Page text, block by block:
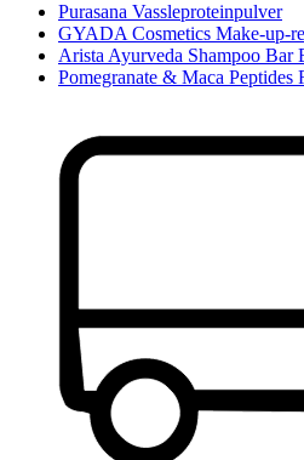
Purasana Vassleproteinpulver
GYADA Cosmetics Make-up-
Arista Ayurveda Shampoo Bar
Pomegranate & Maca Peptides